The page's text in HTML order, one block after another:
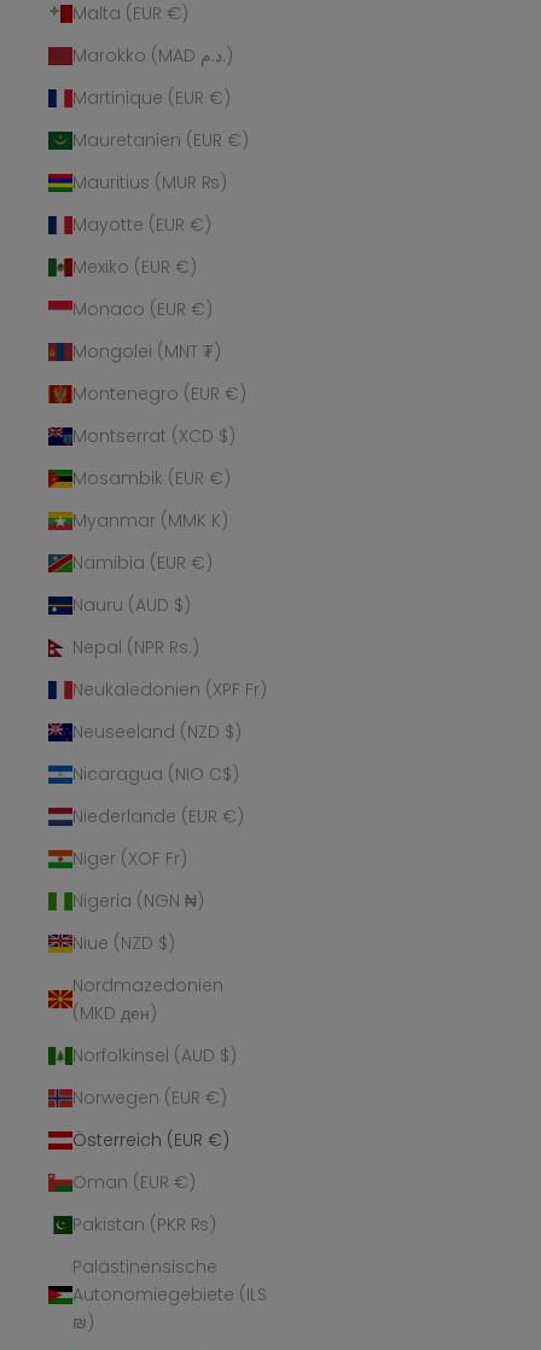
Malta (EUR €)
Marokko (MAD د.م.)
Martinique (EUR €)
Mauretanien (EUR €)
Mauritius (MUR ₨)
Mayotte (EUR €)
Mexiko (EUR €)
Monaco (EUR €)
Mongolei (MNT ₮)
Montenegro (EUR €)
Montserrat (XCD $)
Mosambik (EUR €)
Myanmar (MMK K)
Namibia (EUR €)
Nauru (AUD $)
Nepal (NPR Rs.)
Neukaledonien (XPF Fr)
Neuseeland (NZD $)
Nicaragua (NIO C$)
Niederlande (EUR €)
Niger (XOF Fr)
Nigeria (NGN ₦)
Niue (NZD $)
Nordmazedonien
(MKD ден)
Norfolkinsel (AUD $)
Norwegen (EUR €)
Österreich (EUR €)
Oman (EUR €)
Pakistan (PKR ₨)
Palästinensische
Autonomiegebiete (ILS
₪)